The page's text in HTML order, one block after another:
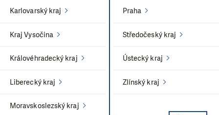
Karlovarský kraj
Kraj Vysočina
Královéhradecký kraj
Liberecký kraj
Moravskoslezský kraj
Praha
Středočeský kraj
Ústecký kraj
Zlínský kraj